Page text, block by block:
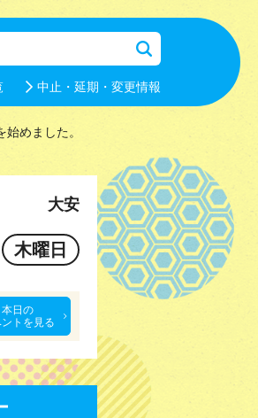
中止・延期・変更情報
めました。
大安
木曜日
本日の
ントを見る